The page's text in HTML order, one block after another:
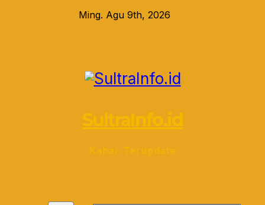
Ming. Agu 9th, 2026
SultraInfo.id
Kabar Terupdate